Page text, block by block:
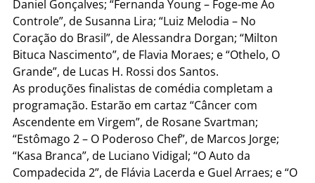
Daniel Gonçalves; “Fernanda Young – Foge-me Ao
Controle”, de Susanna Lira; “Luiz Melodia – No
Coração do Brasil”, de Alessandra Dorgan; “Milton
Bituca Nascimento”, de Flavia Moraes; e “Othelo, O
Grande”, de Lucas H. Rossi dos Santos.
As produções finalistas de comédia completam a
programação. Estarão em cartaz “Câncer com
Ascendente em Virgem”, de Rosane Svartman;
“Estômago 2 – O Poderoso Chef”, de Marcos Jorge;
“Kasa Branca”, de Luciano Vidigal; “O Auto da
Compadecida 2”, de Flávia Lacerda e Guel Arraes; e “O